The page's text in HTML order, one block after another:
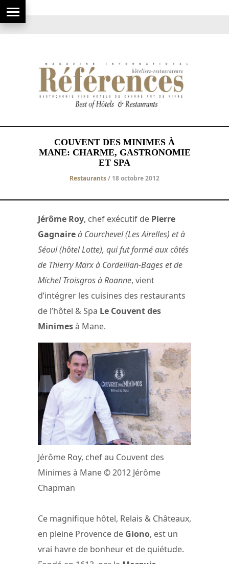
COUVENT DES MINIMES À
MANE: CHARME, GASTRONOMIE
ET SPA
Restaurants/ 18 octobre 2012
Jérôme Roy, chef exécutif de Pierre
Gagnaireà Courchevel (Les Airelles) et à
Séoul (hôtel Lotte), qui fut formé aux côtés
de Thierry Marx à Cordeillan-Bages et de
Michel Troisgros à Roanne, vient
d’intégrer les cuisines des restaurants
de l’hôtel & Spa Le Couvent des
Minimesà Mane.
Jérôme Roy, chef au Couvent des
Minimes à Mane © 2012 Jérôme
Chapman
Ce magnifique hôtel, Relais & Châteaux,
en pleine Provence de Giono, est un
vrai havre de bonheur et de quiétude.